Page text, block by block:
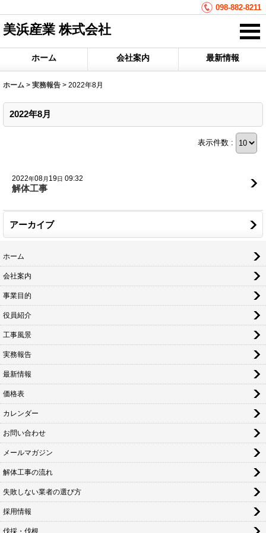
098-882-8211
美浜産業 株式会社
ホーム 会社案内 最新情報
ホーム > 実務報告 > 2022年8月
2022年8月
表示件数 :
2022年08月 19日 09:32
解体工事
アーカイブ
ホーム
会社案内
事業目的
役員紹介
工事風景
実務報告
最新情報
価格表
カレンダー
お問い合わせ
メールマガジン
解体工事の流れ
失敗しない業者の選び方
採用情報
伐採・伐根